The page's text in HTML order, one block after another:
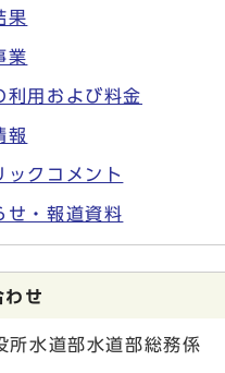
果
業
利用および料金
報
ックコメント
せ・報道資料
わせ
所水道部水道部総務係